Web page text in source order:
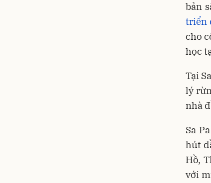
bản
triển
cho
học
Tại
lý
nhà
Sa
hút
Hồ,
với